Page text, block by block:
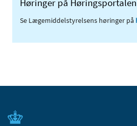
Høringer på Høringsportalen
Se Lægemiddelstyrelsens høringer på